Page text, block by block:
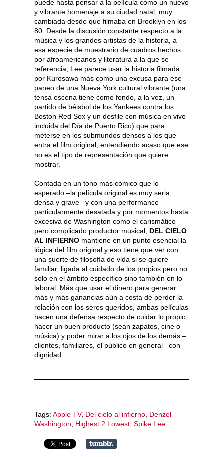
puede hasta pensar a la película como un nuevo
y vibrante homenaje a su ciudad natal, muy
cambiada desde que filmaba en Brooklyn en los
80. Desde la discusión constante respecto a la
música y los grandes artistas de la historia, a
esa especie de muestrario de cuadros hechos
por afroamericanos y literatura a la que se
referencia, Lee parece usar la historia filmada
por Kurosawa más como una excusa para ese
paneo de una Nueva York cultural vibrante (una
tensa escena tiene como fondo, a la vez, un
partido de béisbol de los Yankees contra los
Boston Red Sox y un desfile con música en vivo
incluida del Día de Puerto Rico) que para
meterse en los submundos densos a los que
entra el film original, entendiendo acaso que ese
no es el tipo de representación que quiere
mostrar.
Contada en un tono más cómico que lo
esperado –la película original es muy seria,
densa y grave– y con una performance
particularmente desatada y por momentos hasta
excesiva de Washington como el carismático
pero complicado productor musical, DEL CIELO
AL INFIERNO mantiene en un punto esencial la
lógica del film original y eso tiene que ver con
una suerte de filosofía de vida si se quiere
familiar, ligada al cuidado de los propios pero no
solo en el ámbito específico sino también en lo
laboral. Más que usar el dinero para generar
más y más ganancias aún a costa de perder la
relación con los seres queridos, ambas películas
hacen una defensa respecto de cuidar lo propio,
hacer un buen producto (sean zapatos, cine o
música) y poder mirar a los ojos de los demás –
clientes, familiares, el público en general– con
dignidad.
Tags: Apple TV, Del cielo al infierno Denzel
Washington
Highest 2 Lowest Spike Lee